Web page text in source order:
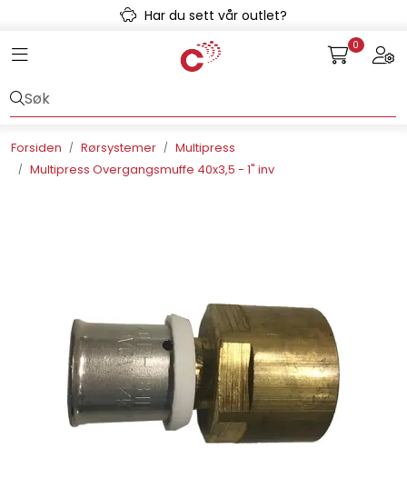
Skip to main contentHar du sett vår outlet?
Toggle navigation 0
Forsiden Rørsystemer
Multipress
Multipress Overgangsmuffe 40x3,5 - 1" inv
Kulvert
Rørsystemer
Snøsmelt
Sprinkler